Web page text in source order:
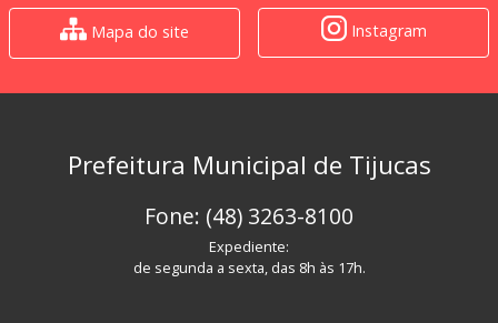
Mapa do site Instagram
Prefeitura Municipal de Tijucas
Fone: (48) 3263-8100
Expediente:
de segunda a sexta, das 8h às 17h.